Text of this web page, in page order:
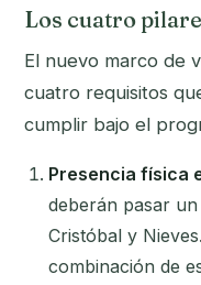
Los cuatro
El nuevo marco de
cuatro requisitos
cumplir bajo el
Presencia física
deberán pasar
Cristóbal y
combinación de